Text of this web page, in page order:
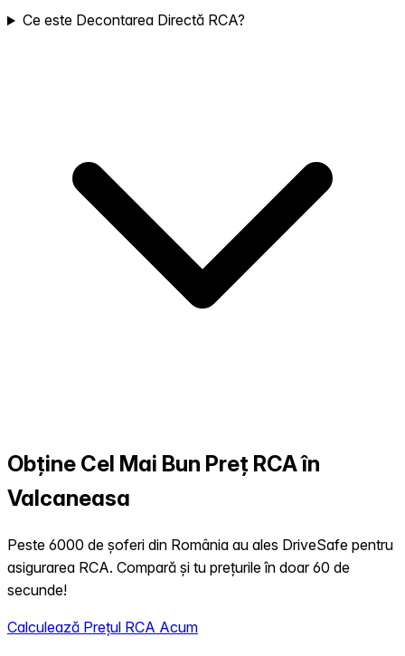
Ce este Decontarea Directă RCA?
Obține Cel Mai Bun Preț RCA în
Valcaneasa
Peste 6000 de șoferi din România au ales DriveSafe pentru
asigurarea RCA. Compară și tu prețurile în doar 60 de
secunde!
Calculează Prețul RCA Acum